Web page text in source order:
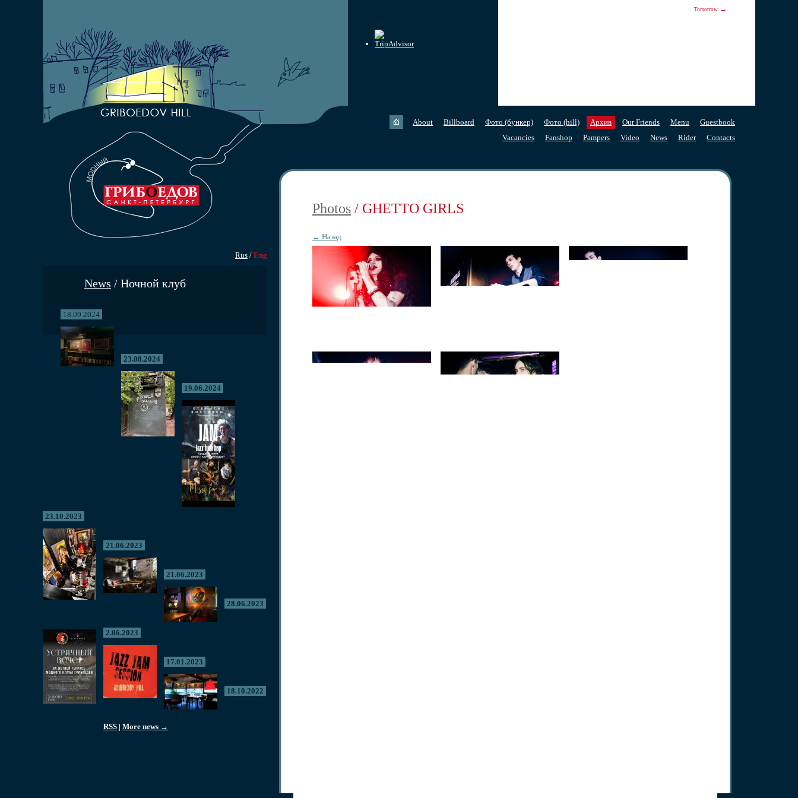
Tomorrow →
About Billboard Фото (бункер) Фото (hill) Архив Our Friends Menu
Guestbook
Vacancies
Fanshop Pampers Video News Rider Contacts
Rus / Eng
News / Ночной клуб
18.09.2024
23.08.2024
19.06.2024
23.10.2023
21.06.2023
21.06.2023
28.06.2023
2.06.2023
17.01.2023
18.10.2022
RSS | More news →
Photos / GHETTO GIRLS
← Назад